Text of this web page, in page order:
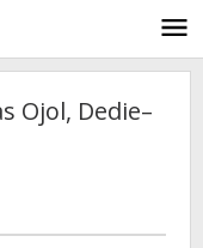
Ojol, Dedie–